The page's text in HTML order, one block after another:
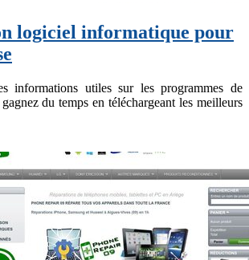
logiciel informatique pour
informations utiles sur les programmes de
du temps en téléchargeant les meilleurs